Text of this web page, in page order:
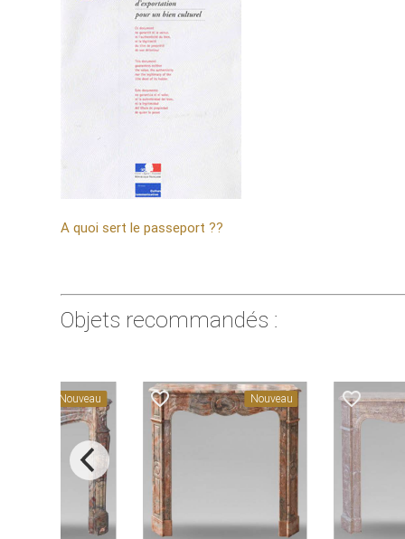
A quoi sert le passeport ??
Objets recommandés :
favorite_border Nouveau favorite_border
Nouveau